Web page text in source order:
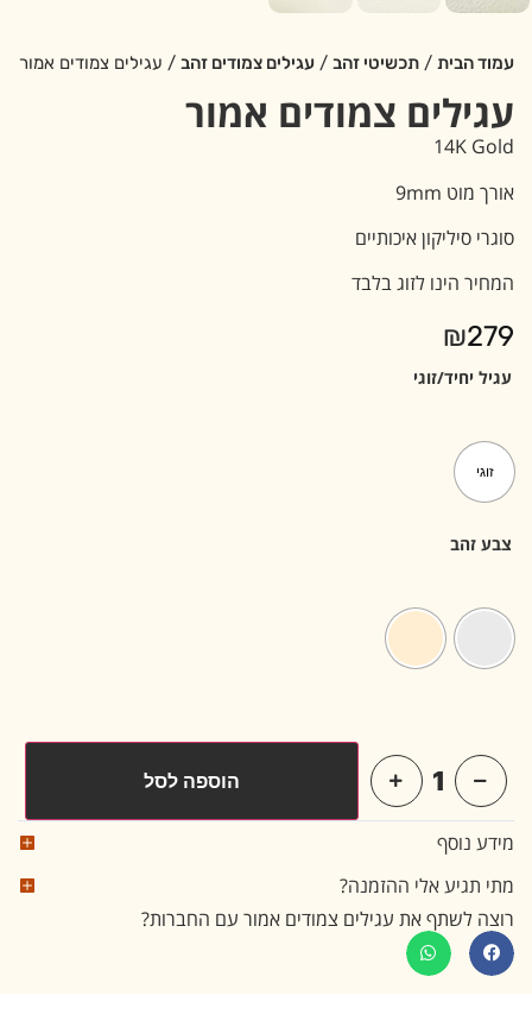
עמוד הבית / תכשיטי זהב / עגילים צמודים זהב / עגילים צמודים אמור
עגילים צמודים אמור
14K Gold
אורך מוט 9mm
סוגרי סיליקון איכותיים
המחיר הינו לזוג בלבד
₪279
עגיל יחיד/זוגי
זוגי
צבע זהב
הוספה לסל
מידע נוסף
מתי תגיע אלי ההזמנה?
רוצה לשתף את עגילים צמודים אמור עם החברות?